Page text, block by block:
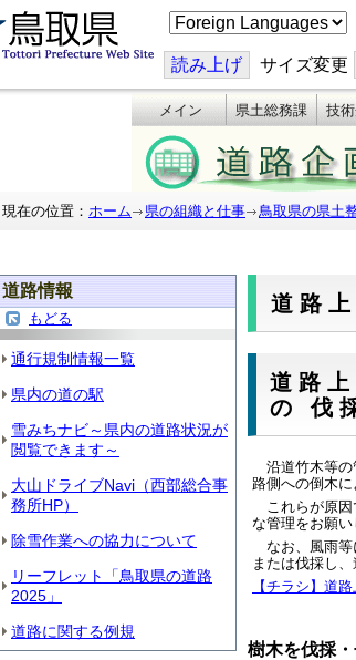
こ
の
ジ
を
翻
訳
す
る
読み上げ サイズ変更
メイン 県土総務課 技
現在の位置： ホーム 県の組織と仕事 鳥取県の県土
道路情報
もどる
通行規制情報一覧
県内の道の駅
雪みちナビ～県内の道路状況が
閲覧できます～
大山ドライブNavi（西部総合事
務所HP）
除雪作業への協力について
リーフレット「鳥取県の道路
2025」
道路に関する例規
道路
道路
の 伐
沿道竹木等の
路側への倒木
これらが原因
な管理をお願い
なお、風雨等
または伐採し
【チラシ】道
樹木を伐採